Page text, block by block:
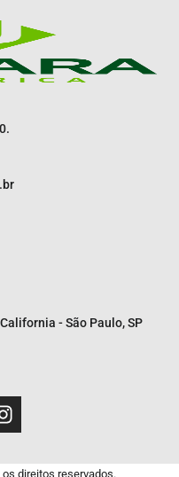
- São Paulo, SP
direitos reservados.